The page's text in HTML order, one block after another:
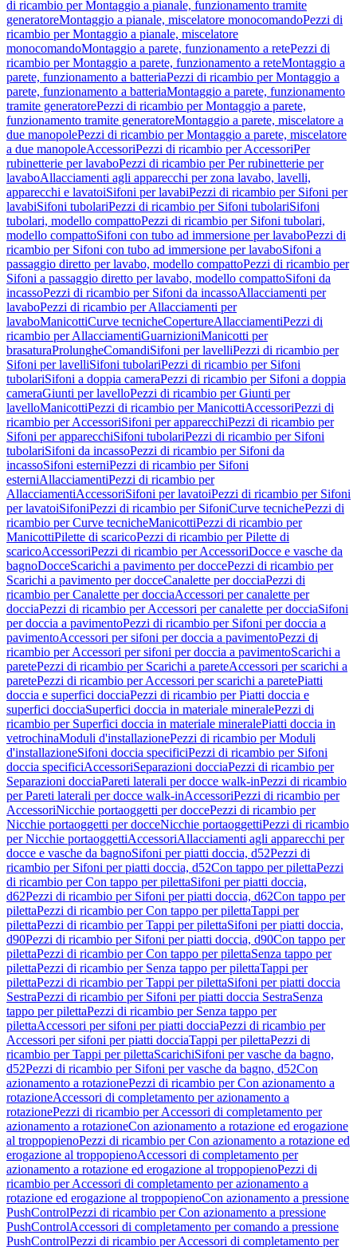
di ricambio per Montaggio a pianale, funzionamento tramite
generatoreMontaggio a pianale, miscelatore monocomandoPezzi di
ricambio per Montaggio a pianale, miscelatore
monocomandoMontaggio a parete, funzionamento a retePezzi di
ricambio per Montaggio a parete, funzionamento a reteMontaggio a
parete, funzionamento a batteriaPezzi di ricambio per Montaggio a
parete, funzionamento a batteriaMontaggio a parete, funzionamento
tramite generatorePezzi di ricambio per Montaggio a parete,
funzionamento tramite generatoreMontaggio a parete, miscelatore a
due manopolePezzi di ricambio per Montaggio a parete, miscelatore
a due manopoleAccessoriPezzi di ricambio per AccessoriPer
rubinetterie per lavaboPezzi di ricambio per Per rubinetterie per
lavaboAllacciamenti agli apparecchi per zona lavabo, lavelli,
apparecchi e lavatoiSifoni per lavabiPezzi di ricambio per Sifoni per
lavabiSifoni tubolariPezzi di ricambio per Sifoni tubolariSifoni
tubolari, modello compattoPezzi di ricambio per Sifoni tubolari,
modello compattoSifoni con tubo ad immersione per lavaboPezzi di
ricambio per Sifoni con tubo ad immersione per lavaboSifoni a
passaggio diretto per lavabo, modello compattoPezzi di ricambio per
Sifoni a passaggio diretto per lavabo, modello compattoSifoni da
incassoPezzi di ricambio per Sifoni da incassoAllacciamenti per
lavaboPezzi di ricambio per Allacciamenti per
lavaboManicottiCurve tecnicheCopertureAllacciamentiPezzi di
ricambio per AllacciamentiGuarnizioniManicotti per
brasaturaProlungheComandiSifoni per lavelliPezzi di ricambio per
Sifoni per lavelliSifoni tubolariPezzi di ricambio per Sifoni
tubolariSifoni a doppia cameraPezzi di ricambio per Sifoni a doppia
cameraGiunti per lavelloPezzi di ricambio per Giunti per
lavelloManicottiPezzi di ricambio per ManicottiAccessoriPezzi di
ricambio per AccessoriSifoni per apparecchiPezzi di ricambio per
Sifoni per apparecchiSifoni tubolariPezzi di ricambio per Sifoni
tubolariSifoni da incassoPezzi di ricambio per Sifoni da
incassoSifoni esterniPezzi di ricambio per Sifoni
esterniAllacciamentiPezzi di ricambio per
AllacciamentiAccessoriSifoni per lavatoiPezzi di ricambio per Sifoni
per lavatoiSifoniPezzi di ricambio per SifoniCurve tecnichePezzi di
ricambio per Curve tecnicheManicottiPezzi di ricambio per
ManicottiPilette di scaricoPezzi di ricambio per Pilette di
scaricoAccessoriPezzi di ricambio per AccessoriDocce e vasche da
bagnoDocceScarichi a pavimento per doccePezzi di ricambio per
Scarichi a pavimento per docceCanalette per docciaPezzi di
ricambio per Canalette per docciaAccessori per canalette per
docciaPezzi di ricambio per Accessori per canalette per docciaSifoni
per doccia a pavimentoPezzi di ricambio per Sifoni per doccia a
pavimentoAccessori per sifoni per doccia a pavimentoPezzi di
ricambio per Accessori per sifoni per doccia a pavimentoScarichi a
paretePezzi di ricambio per Scarichi a pareteAccessori per scarichi a
paretePezzi di ricambio per Accessori per scarichi a paretePiatti
doccia e superfici docciaPezzi di ricambio per Piatti doccia e
superfici docciaSuperfici doccia in materiale mineralePezzi di
ricambio per Superfici doccia in materiale mineralePiatti doccia in
vetrochinaModuli d'installazionePezzi di ricambio per Moduli
d'installazioneSifoni doccia specificiPezzi di ricambio per Sifoni
doccia specificiAccessoriSeparazioni docciaPezzi di ricambio per
Separazioni docciaPareti laterali per docce walk-inPezzi di ricambio
per Pareti laterali per docce walk-inAccessoriPezzi di ricambio per
AccessoriNicchie portaoggetti per doccePezzi di ricambio per
Nicchie portaoggetti per docceNicchie portaoggettiPezzi di ricambio
per Nicchie portaoggettiAccessoriAllacciamenti agli apparecchi per
docce e vasche da bagnoSifoni per piatti doccia, d52Pezzi di
ricambio per Sifoni per piatti doccia, d52Con tappo per pilettaPezzi
di ricambio per Con tappo per pilettaSifoni per piatti doccia,
d62Pezzi di ricambio per Sifoni per piatti doccia, d62Con tappo per
pilettaPezzi di ricambio per Con tappo per pilettaTappi per
pilettaPezzi di ricambio per Tappi per pilettaSifoni per piatti doccia,
d90Pezzi di ricambio per Sifoni per piatti doccia, d90Con tappo per
pilettaPezzi di ricambio per Con tappo per pilettaSenza tappo per
pilettaPezzi di ricambio per Senza tappo per pilettaTappi per
pilettaPezzi di ricambio per Tappi per pilettaSifoni per piatti doccia
SestraPezzi di ricambio per Sifoni per piatti doccia SestraSenza
tappo per pilettaPezzi di ricambio per Senza tappo per
pilettaAccessori per sifoni per piatti docciaPezzi di ricambio per
Accessori per sifoni per piatti docciaTappi per pilettaPezzi di
ricambio per Tappi per pilettaScarichiSifoni per vasche da bagno,
d52Pezzi di ricambio per Sifoni per vasche da bagno, d52Con
azionamento a rotazionePezzi di ricambio per Con azionamento a
rotazioneAccessori di completamento per azionamento a
rotazionePezzi di ricambio per Accessori di completamento per
azionamento a rotazioneCon azionamento a rotazione ed erogazione
al troppopienoPezzi di ricambio per Con azionamento a rotazione ed
erogazione al troppopienoAccessori di completamento per
azionamento a rotazione ed erogazione al troppopienoPezzi di
ricambio per Accessori di completamento per azionamento a
rotazione ed erogazione al troppopienoCon azionamento a pressione
PushControlPezzi di ricambio per Con azionamento a pressione
PushControlAccessori di completamento per comando a pressione
PushControlPezzi di ricambio per Accessori di completamento per